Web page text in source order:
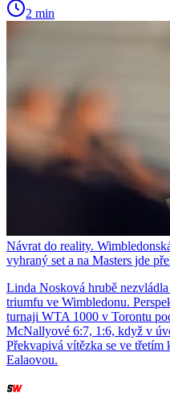
2 min
Návrat do reality.
vyhraný set a na Masters jde
Linda Nosková hrubě
triumfu ve Wimbledonu.
turnaji WTA 1000 v Torontu
McNallyové 6:7, 1:6, když v
Překvapivá vítězka se ve
Ealaovou.